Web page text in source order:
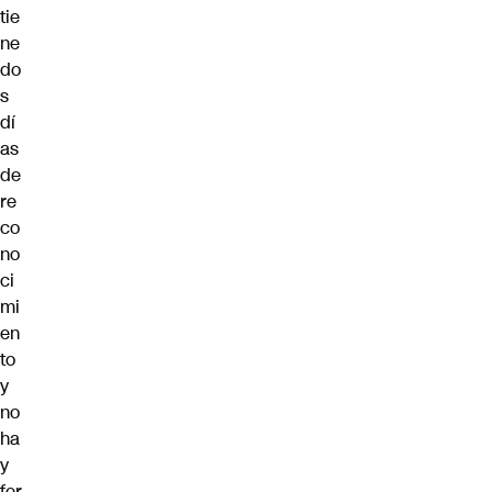
tie
ne
do
s
dí
as
de
re
co
no
ci
mi
en
to
y
no
ha
y